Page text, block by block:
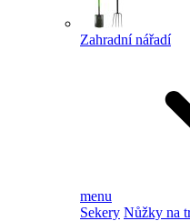
Zahradní nářadí
menu
Sekery Nůžky na